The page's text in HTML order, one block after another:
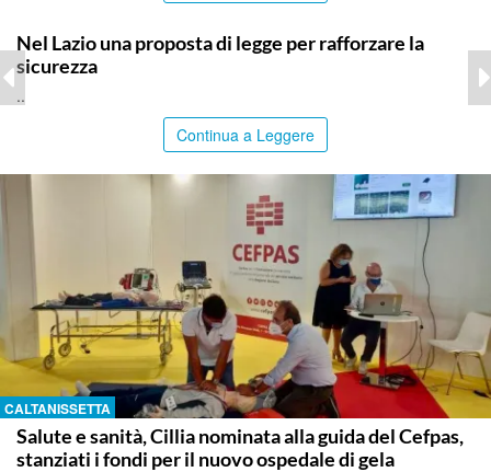
Nel Lazio una proposta di legge per rafforzare la
sicurezza
..
Continua a Leggere
CALTANISSETTA
Salute e sanità, Cillia nominata alla guida del Cefpas,
stanziati i fondi per il nuovo ospedale di gela